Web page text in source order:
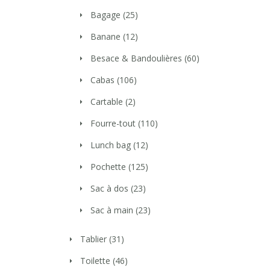
Bagage (25)
Banane (12)
Besace & Bandoulières (60)
Cabas (106)
Cartable (2)
Fourre-tout (110)
Lunch bag (12)
Pochette (125)
Sac à dos (23)
Sac à main (23)
Tablier (31)
Toilette (46)